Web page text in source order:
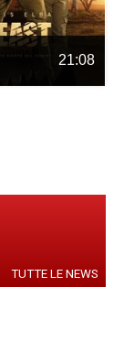
21:08
TUTTE LE NEWS